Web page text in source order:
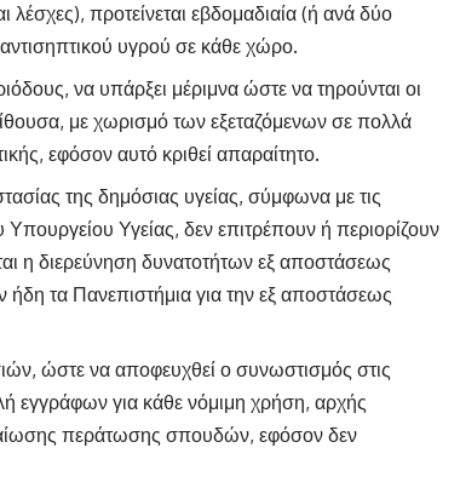
λέσχες), προτείνεται εβδομαδιαία (ή ανά δύο
υγρού σε κάθε χώρο.
να υπάρξει μέριμνα ώστε να τηρούνται οι
με χωρισμό των εξεταζόμενων σε πολλά
εφόσον αυτό κριθεί απαραίτητο.
της δημόσιας υγείας, σύμφωνα με τις
Υγείας, δεν επιτρέπουν ή περιορίζουν
η διερεύνηση δυνατοτήτων εξ αποστάσεως
τα Πανεπιστήμια για την εξ αποστάσεως
ώστε να αποφευχθεί ο συνωστισμός στις
εγγράφων για κάθε νόμιμη χρήση, αρχής
περάτωσης σπουδών, εφόσον δεν